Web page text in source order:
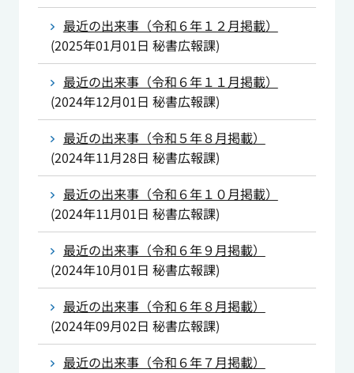
最近の出来事（令和６年１２月掲載）
(2025年01月01日 秘書広報課)
最近の出来事（令和６年１１月掲載）
(2024年12月01日 秘書広報課)
最近の出来事（令和５年８月掲載）
(2024年11月28日 秘書広報課)
最近の出来事（令和６年１０月掲載）
(2024年11月01日 秘書広報課)
最近の出来事（令和６年９月掲載）
(2024年10月01日 秘書広報課)
最近の出来事（令和６年８月掲載）
(2024年09月02日 秘書広報課)
最近の出来事（令和６年７月掲載）